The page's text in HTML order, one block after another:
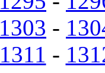
1303 -
1311 -